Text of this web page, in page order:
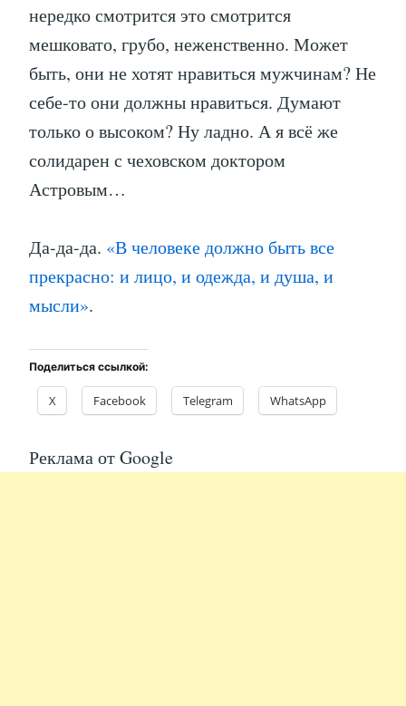
нередко смотрится это смотрится
мешковато, грубо, неженственно. Может
быть, они не хотят нравиться мужчинам? Не
себе-то они должны нравиться. Думают
только о высоком? Ну ладно. А я всё же
солидарен с чеховском доктором
Астровым…
Да-да-да. «В человеке должно быть все
прекрасно: и лицо, и одежда, и душа, и
мысли».
Поделиться ссылкой:
X Facebook Telegram WhatsApp
Реклама от Google